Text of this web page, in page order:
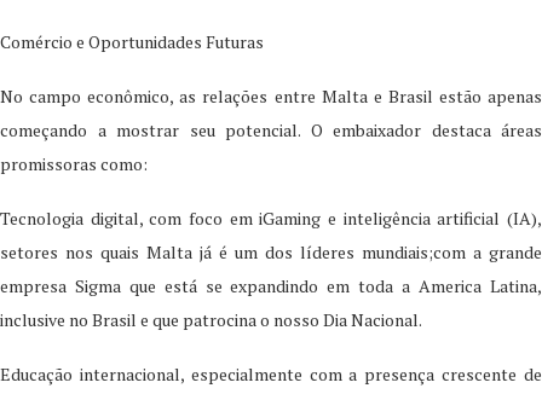
Comércio e Oportunidades Futuras
No campo econômico, as relações entre Malta e Brasil estão apenas
começando a mostrar seu potencial. O embaixador destaca áreas
promissoras como:
Tecnologia digital, com foco emiGaming e inteligência artificial (IA),
setores nos quais Malta já é um dos líderes mundiais;com a grande
empresa Sigma que está se expandindo em toda a America Latina,
inclusive no Brasil e que patrocina o nosso Dia Nacional.
Educação internacional, especialmente com a presença crescente de